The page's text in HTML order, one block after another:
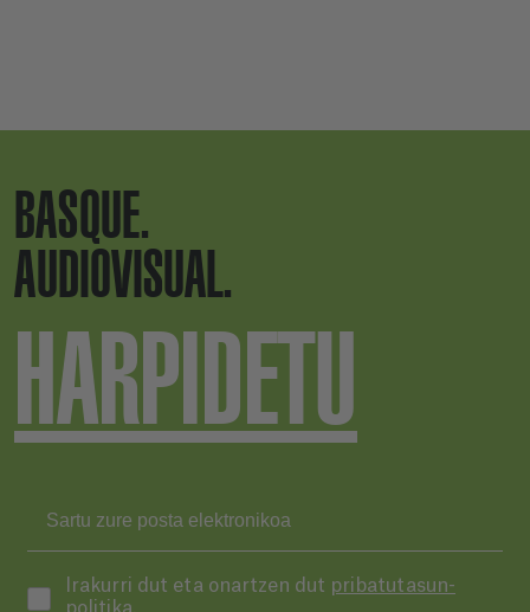
BASQUE.
AUDIOVISUAL.
HARPIDETU
Irakurri dut eta onartzen dut pribatutasun-